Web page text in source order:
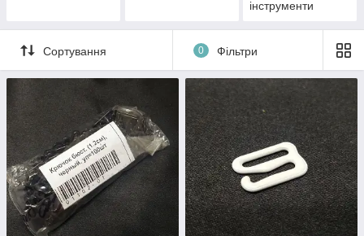
інструменти
Сортування 0 Фільтри